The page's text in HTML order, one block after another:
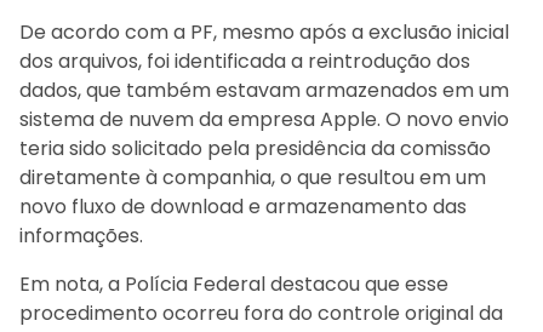
De acordo com a PF, mesmo após a exclusão inicial
dos arquivos, foi identificada a reintrodução dos
dados, que também estavam armazenados em um
sistema de nuvem da empresaApple. O novo envio
teria sido solicitado pela presidência da comissão
diretamente à companhia, o que resultou em um
novo fluxo de download e armazenamento das
informações.
Em nota, a Polícia Federal destacou que esse
procedimento ocorreu fora do controle original da